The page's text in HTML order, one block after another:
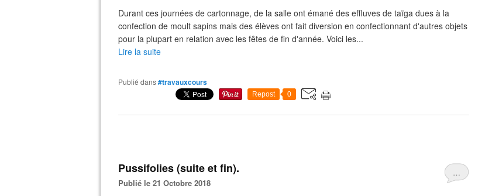
Durant ces journées de cartonnage, de la salle ont émané des effluves de taïga dues à la
confection de moult sapins mais des élèves ont fait diversion en confectionnant d'autres objets
pour la plupart en relation avec les fêtes de fin d'année. Voici les...
Lire la suite
Publié dans#travauxcours
Repost 0
…
Pussifolies (suite et fin).
Publié le 21 Octobre 2018